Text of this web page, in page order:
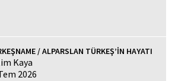
/ ALPARSLAN TÜRKEŞ’İN HAYATI
Kaya
2026